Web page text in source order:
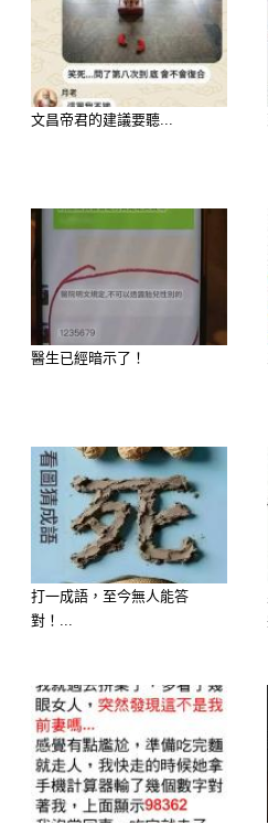
歡迎來下水道觀看
https://lihi3.cc/c5H8h
延伸閱讀
心理測驗／該點珍
料看出你的社交著力
文昌帝君的建議要聽...
醫生已經暗示了！
打一成語，至今無人能答
對！...